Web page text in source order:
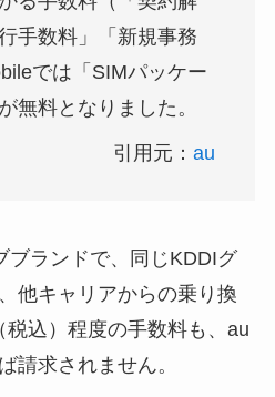
手数料」「新規事務
では「SIMパッケー
無料となりました。
引用元：au
ブランドで、同じKDDIグ
他キャリアからの乗り換
税込）程度の手数料も、au
請求されません。